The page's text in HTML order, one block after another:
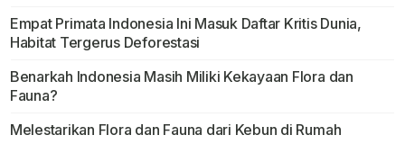
Empat Primata Indonesia Ini Masuk Daftar Kritis Dunia,
Habitat Tergerus Deforestasi
Benarkah Indonesia Masih Miliki Kekayaan Flora dan
Fauna?
Melestarikan Flora dan Fauna dari Kebun di Rumah